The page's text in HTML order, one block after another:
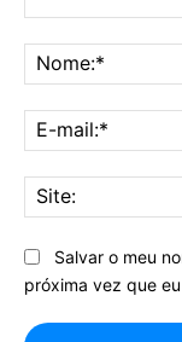
Salvar o meu
próxima vez que